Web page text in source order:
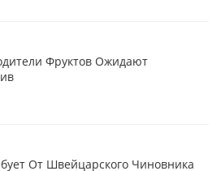
Фруктов Ожидают
От Швейцарского Чиновника